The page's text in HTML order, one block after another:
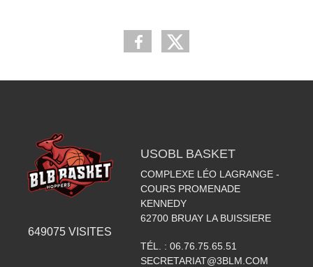
649075 VISITES
USOBL BASKET
COMPLEXE LÉO LAGRANGE -
COURS PROMENADE
KENNEDY
62700 BRUAY LA BUISSIERE
TÉL. : 06.76.75.65.51
SECRETARIAT@3BLM.COM